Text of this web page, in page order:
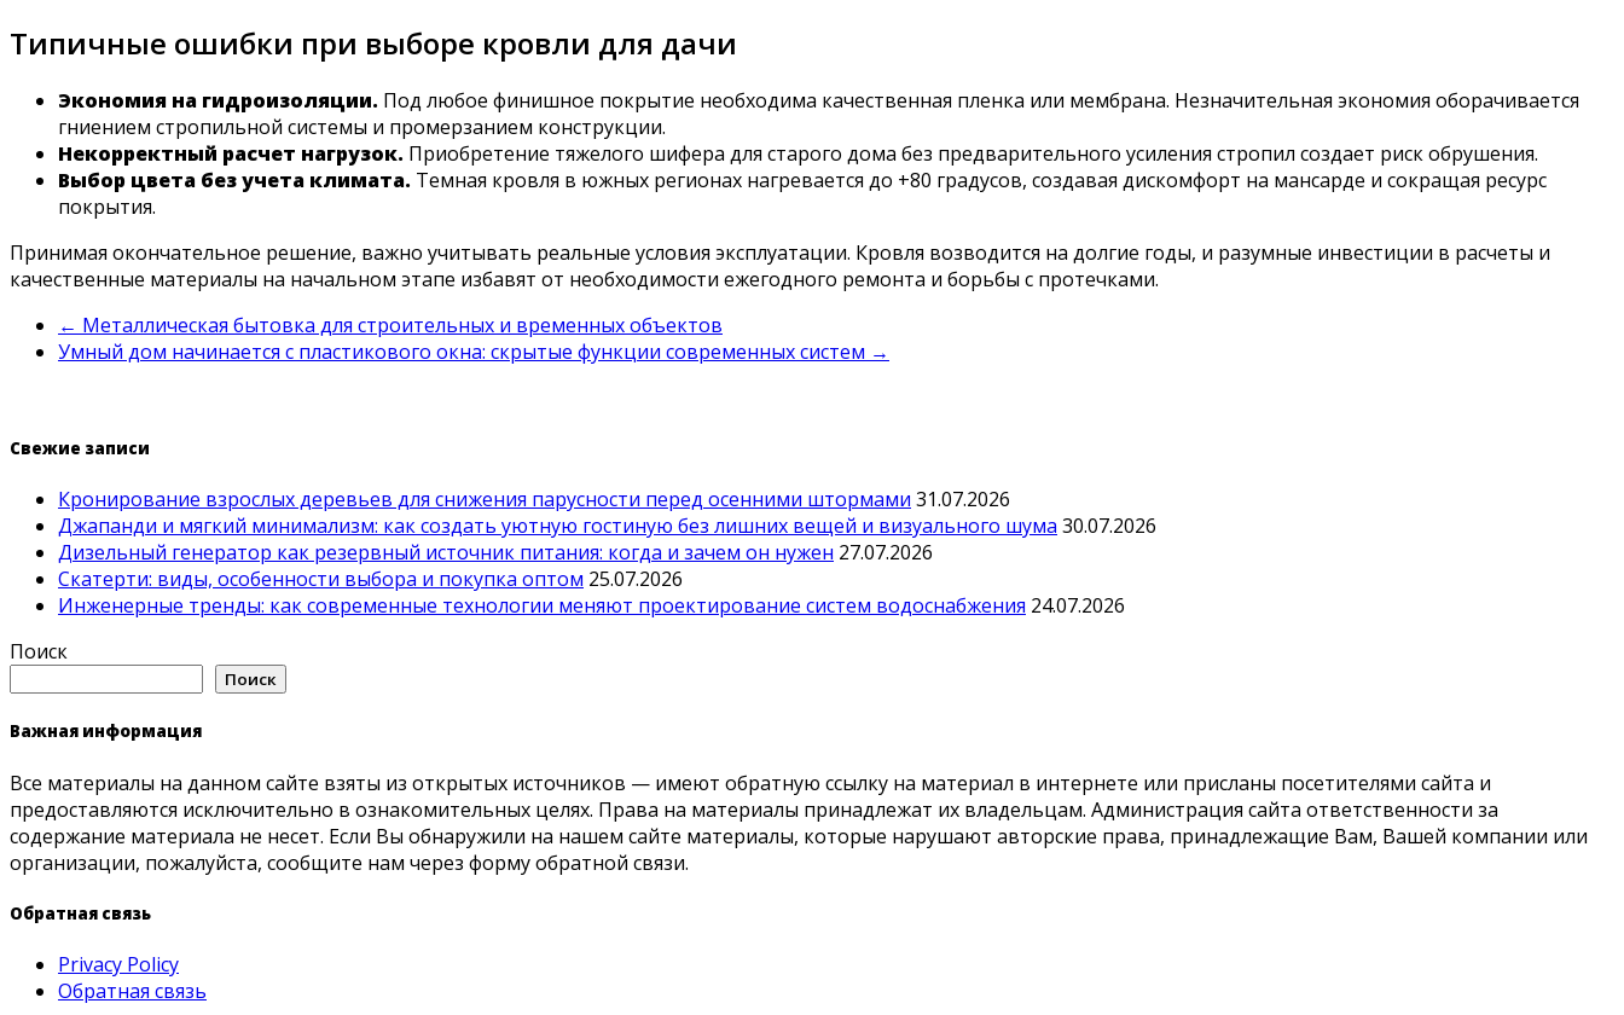
Типичные ошибки при выборе кровли для дачи
Экономия на гидроизоляции. Под любое финишное покрытие необходима качественная пленка или мембрана. Незначительная экономия оборачивается
гниением стропильной системы и промерзанием конструкции.
Некорректный расчет нагрузок. Приобретение тяжелого шифера для старого дома без предварительного усиления стропил создает риск обрушения.
Выбор цвета без учета климата. Темная кровля в южных регионах нагревается до +80 градусов, создавая дискомфорт на мансарде и сокращая ресурс
покрытия.
Принимая окончательное решение, важно учитывать реальные условия эксплуатации. Кровля возводится на долгие годы, и разумные инвестиции в расчеты и
качественные материалы на начальном этапе избавят от необходимости ежегодного ремонта и борьбы с протечками.
← Металлическая бытовка для строительных и временных объектов
Умный дом начинается с пластикового окна: скрытые функции современных систем →
Свежие записи
Кронирование взрослых деревьев для снижения парусности перед осенними штормами 31.07.2026
Джапанди и мягкий минимализм: как создать уютную гостиную без лишних вещей и визуального шума 30.07.2026
Дизельный генератор как резервный источник питания: когда и зачем он нужен 27.07.2026
Скатерти: виды, особенности выбора и покупка оптом 25.07.2026
Инженерные тренды: как современные технологии меняют проектирование систем водоснабжения 24.07.2026
Поиск
Поиск
Важная информация
Все материалы на данном сайте взяты из открытых источников — имеют обратную ссылку на материал в интернете или присланы посетителями сайта и
предоставляются исключительно в ознакомительных целях. Права на материалы принадлежат их владельцам. Администрация сайта ответственности за
содержание материала не несет. Если Вы обнаружили на нашем сайте материалы, которые нарушают авторские права, принадлежащие Вам, Вашей компании или
организации, пожалуйста, сообщите нам через форму обратной связи.
Обратная связь
Privacy Policy
Обратная связь